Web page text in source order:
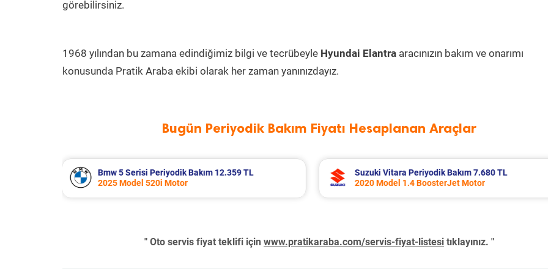
görebilirsiniz.
1968 yılından bu zamana edindiğimiz bilgi ve tecrübeyle Hyundai Elantra aracınızın bakım ve onarımı
konusunda Pratik Araba ekibi olarak her zaman yanınızdayız.
Bugün Periyodik Bakım Fiyatı Hesaplanan Araçlar
Suzuki Vitara Periyodik Bakım 7.680 TL
2020 Model 1.4 BoosterJet Motor
Toyota Corolla Periyodik Bakım 10.994 TL
2022 Model 1.8 Hybrid Motor
" Oto servis fiyat teklifi için www.pratikaraba.com/servis-fiyat-listesi tıklayınız. "